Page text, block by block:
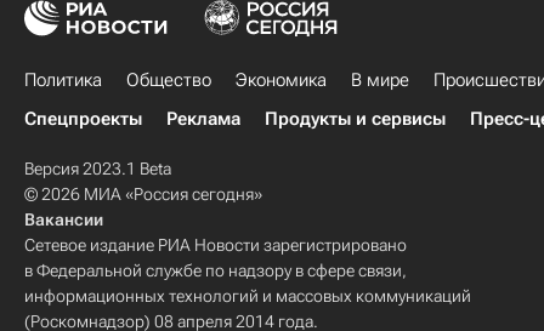
Политика Общество Экономика В мире
Спецпроекты
Реклама Продукты и сервисы Пресс-
Версия 2023.1 Beta
© 2026 МИА «Россия сегодня»
Вакансии
Сетевое издание РИА Новости зарегистрировано
в Федеральной службе по надзору в сфере связи,
информационных технологий и массовых коммуникаций
(Роскомнадзор) 08 апреля 2014 года.